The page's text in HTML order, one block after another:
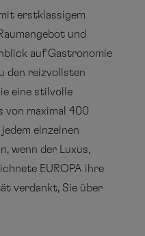
erstklassigem
und
auf Gastronomie
den reizvollsten
eine stilvolle
von maximal 400
einzelnen
wenn der Luxus,
EUROPA ihre
verdankt, Sie über